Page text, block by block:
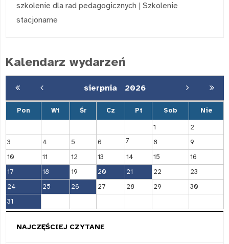
szkolenie dla rad pedagogicznych | Szkolenie
stacjonarne
Kalendarz wydarzeń
sierpnia 2026
Pon Wt Śr Cz Pt Sob Nie
1
2
3
4 5 6 7 8
9
10
11 12 13 14 15
16
17
18 19 20 21 22
23
24
25 26 27 28 29
30
31
NAJCZĘŚCIEJ CZYTANE